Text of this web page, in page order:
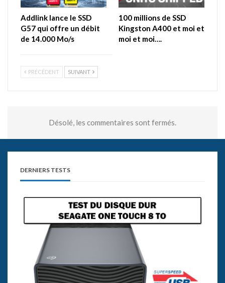
Addlink lance le SSD
G57 qui offre un débit
de 14.000 Mo/s
100 millions de SSD
Kingston A400 et moi et
moi et moi….
PRÉCÉDENT SUIVANT
Désolé, les commentaires sont fermés.
DERNIERS TESTS